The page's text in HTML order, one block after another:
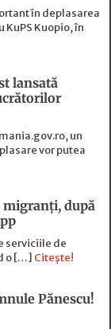
în deplasarea
Kuopio, în
lansată
un
vor putea
migranți, după
serviciile de
o […] Citește!
Pănescu!